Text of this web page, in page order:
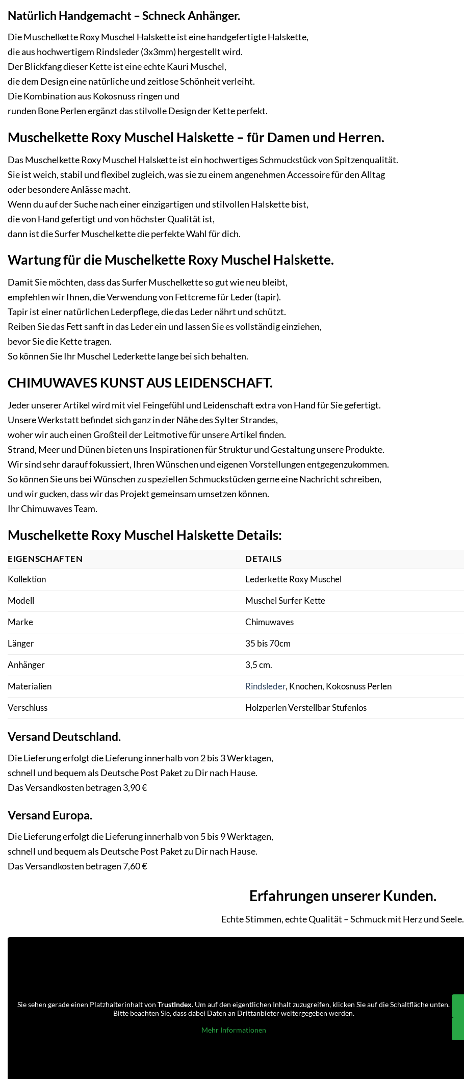
Natürlich Handgemacht – Schneck Anhänger.
Die Muschelkette Roxy Muschel Halskette ist eine handgefertigte Halskette,
die aus hochwertigem Rindsleder (3x3mm) hergestellt wird.
Der Blickfang dieser Kette ist eine echte Kauri Muschel,
die dem Design eine natürliche und zeitlose Schönheit verleiht.
Die Kombination aus Kokosnuss ringen und
runden Bone Perlen ergänzt das stilvolle Design der Kette perfekt.
Muschelkette Roxy Muschel Halskette – für Damen und Herren.
Das Muschelkette Roxy Muschel Halskette ist ein hochwertiges Schmuckstück von Spitzenqualität.
Sie ist weich, stabil und flexibel zugleich, was sie zu einem angenehmen Accessoire für den Alltag
oder besondere Anlässe macht.
Wenn du auf der Suche nach einer einzigartigen und stilvollen Halskette bist,
die von Hand gefertigt und von höchster Qualität ist,
dann ist die Surfer Muschelkette die perfekte Wahl für dich.
Wartung für die Muschelkette Roxy Muschel Halskette.
Damit Sie möchten, dass dasSurfer Muschelketteso gut wie neu bleibt,
empfehlen wir Ihnen, die Verwendung von Fettcreme für Leder (tapir).
Tapir ist einer natürlichen Lederpflege, die das Leder nährt und schützt.
Reiben Sie das Fett sanft in das Leder ein und lassen Sie es vollständig einziehen,
bevor Sie die Kette tragen.
So können Sie IhrMuschel Lederkettelange bei sich behalten.
CHIMUWAVES KUNST AUS LEIDENSCHAFT.
Jeder unserer Artikel wird mit viel Feingefühl und Leidenschaft extra von Hand für Sie gefertigt.
Unsere Werkstatt befindet sich ganz in der Nähe des Sylter Strandes,
woher wir auch einen Großteil der Leitmotive für unsere Artikel finden.
Strand, Meer und Dünen bieten uns Inspirationen für Struktur und Gestaltung unsere Produkte.
Wir sind sehr darauf fokussiert, Ihren Wünschen und eigenen Vorstellungen entgegenzukommen.
So können Sie uns bei Wünschen zu speziellen Schmuckstücken gerne eine Nachricht schreiben,
und wir gucken, dass wir das Projekt gemeinsam umsetzen können.
Ihr Chimuwaves Team.
Muschelkette Roxy Muschel Halskette Details:
EIGENSCHAFTEN
DETAILS
Kollektion
Lederkette Roxy Muschel
Modell Muschel Surfer Kette
Marke Chimuwaves
Länger 35 bis 70cm
Anhänger 3,5 cm.
Materialien Rindsleder, Knochen, Kokosnuss Perlen
Verschluss Holzperlen Verstellbar Stufenlos
Versand Deutschland.
Die Lieferung erfolgt die Lieferung innerhalb von 2 bis 3 Werktagen,
schnell und bequem als Deutsche Post Paket zu Dir nach Hause.
Das Versandkosten betragen 3,90 €
Versand Europa.
Die Lieferung erfolgt die Lieferung innerhalb von 5 bis 9 Werktagen,
schnell und bequem als Deutsche Post Paket zu Dir nach Hause.
Das Versandkosten betragen 7,60 €
Erfahrungen unserer Kunden.
Echte Stimmen, echte Qualität – Schmuck mit Herz und Seele.
Sie sehen gerade einen Platzhalterinhalt vonTrustIndex. Um auf den eigentlichen Inhalt zuzugreifen, klicken Sie auf die Schaltfläche unten.
Bitte beachten Sie, dass dabei Daten an Drittanbieter weitergegeben werden.
Mehr Informationen